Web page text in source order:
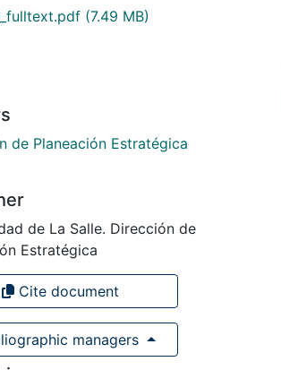
(7.49 MB)
de Planeación Estratégica
de La Salle. Dirección de
Estratégica
Cite document
managers